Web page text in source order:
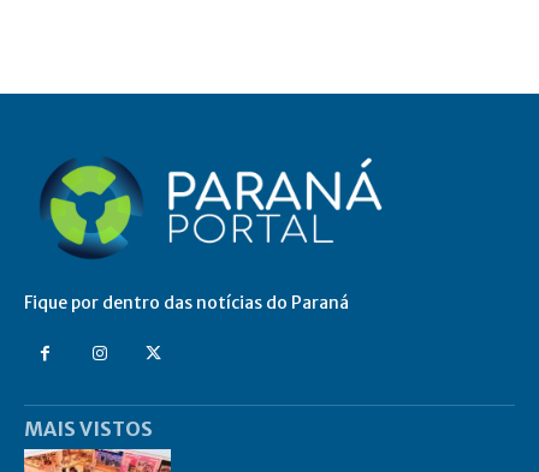
Fique por dentro das notícias do Paraná
MAIS VISTOS